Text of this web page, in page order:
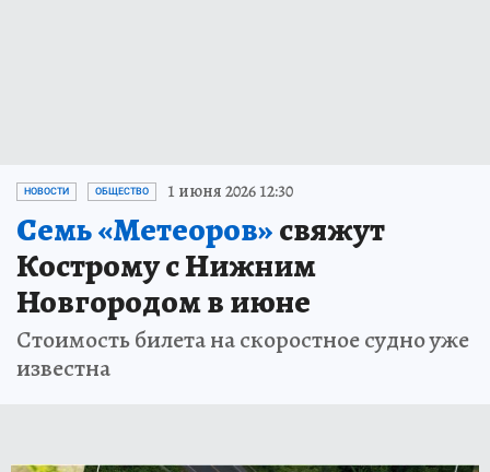
НОВОСТИ ОБЩЕСТВО 1 июня 2026 12:30
Семь «Метеоров»свяжут
Кострому с Нижним
Новгородом в июне
Стоимость билета на скоростное судно уже
известна